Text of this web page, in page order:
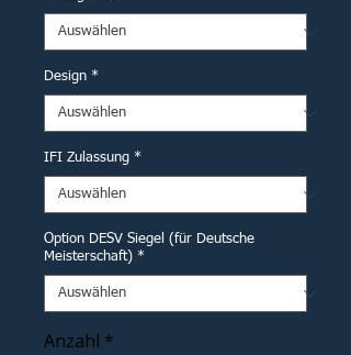
Design *
IFI Zulassung *
Option DESV Siegel (für Deutsche
Meisterschaft) *
Anzahl *